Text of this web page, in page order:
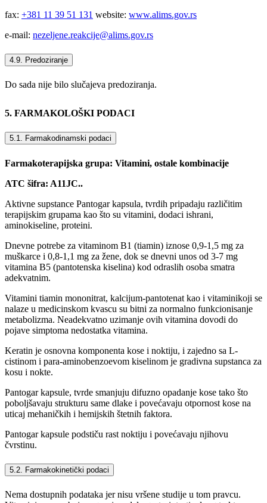
fax: +381 11 39 51 131 website: www.alims.gov.rs
e-mail: nezeljene.reakcije@alims.gov.rs
4.9. Predoziranje
Do sada nije bilo slučajeva predoziranja.
5. FARMAKOLOŠKI PODACI
5.1. Farmakodinamski podaci
Farmakoterapijska grupa: Vitamini, ostale kombinacije
ATC šifra: A11JC..
Aktivne supstance Pantogar kapsula, tvrdih pripadaju različitim
terapijskim grupama kao što su vitamini, dodaci ishrani,
aminokiseline, proteini.
Dnevne potrebe za vitaminom B1 (tiamin) iznose 0,9-1,5 mg za
muškarce i 0,8-1,1 mg za žene, dok se dnevni unos od 3-7 mg
vitamina B5 (pantotenska kiselina) kod odraslih osoba smatra
adekvatnim.
Vitamini tiamin mononitrat, kalcijum-pantotenat kao i vitaminikoji se
nalaze u medicinskom kvascu su bitni za normalno funkcionisanje
metabolizma. Neadekvatno uzimanje ovih vitamina dovodi do
pojave simptoma nedostatka vitamina.
Keratin je osnovna komponenta kose i noktiju, i zajedno sa L-
cistinom i para-aminobenzoevom kiselinom je gradivna supstanca za
kosu i nokte.
Pantogar kapsule, tvrde smanjuju difuzno opadanje kose tako što
poboljšavaju strukturu same dlake i povećavaju otpornost kose na
uticaj mehaničkih i hemijskih štetnih faktora.
Pantogar kapsule podstiču rast noktiju i povećavaju njihovu
čvrstinu.
5.2. Farmakokinetički podaci
Nema dostupnih podataka jer nisu vršene studije u tom pravcu.